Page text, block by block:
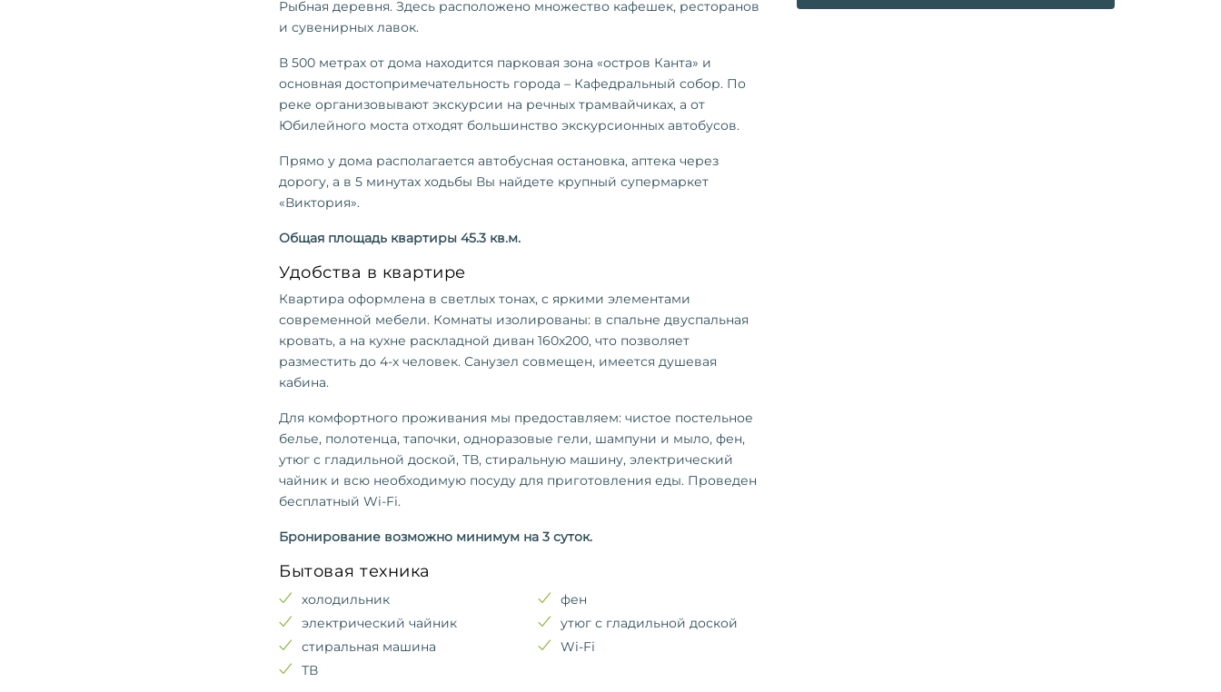
Рыбная деревня. Здесь расположено множество кафешек, ресторанов
и сувенирных лавок.
В 500 метрах от дома находится парковая зона «остров Канта» и
основная достопримечательность города – Кафедральный собор. По
реке организовывают экскурсии на речных трамвайчиках, а от
Юбилейного моста отходят большинство экскурсионных автобусов.
Прямо у дома располагается автобусная остановка, аптека через
дорогу, а в 5 минутах ходьбы Вы найдете крупный супермаркет
«Виктория».
Общая площадь квартиры 45.3 кв.м.
Удобства в квартире
Квартира оформлена в светлых тонах, с яркими элементами
современной мебели. Комнаты изолированы: в спальне двуспальная
кровать, а на кухне раскладной диван 160х200, что позволяет
разместить до 4-х человек. Санузел совмещен, имеется душевая
кабина.
Для комфортного проживания мы предоставляем: чистое постельное
белье, полотенца, тапочки, одноразовые гели, шампуни и мыло, фен,
утюг с гладильной доской, ТВ, стиральную машину, электрический
чайник и всю необходимую посуду для приготовления еды. Проведен
бесплатный Wi-Fi.
Бронирование возможно минимум на 3 суток.
Бытовая техника
холодильник
электрический чайник
стиральная машина
ТВ
фен
утюг с гладильной доской
Wi-Fi